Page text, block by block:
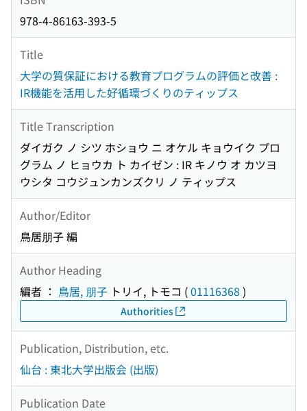
978-4-86163-393-5
Title
大学の質保証における教育プログラムの評価と改善 :
IR機能を活用した好循環づくりのティップス
Title Transcription
ダイガク ノ シツ ホショウ ニ オケル キョウイク プロ
グラム ノ ヒョウカ ト カイゼン : IR キノウ オ カツヨ
ウシタ コウジュンカンズクリ ノ ティップス
Author/Editor
鳥居朋子 編
Author Heading
編者 ： 鳥居, 朋子 トリイ, トモコ (01116368 )
Authorities
Publication, Distribution, etc.
仙台 : 東北大学出版会 (出版)
Publication Date